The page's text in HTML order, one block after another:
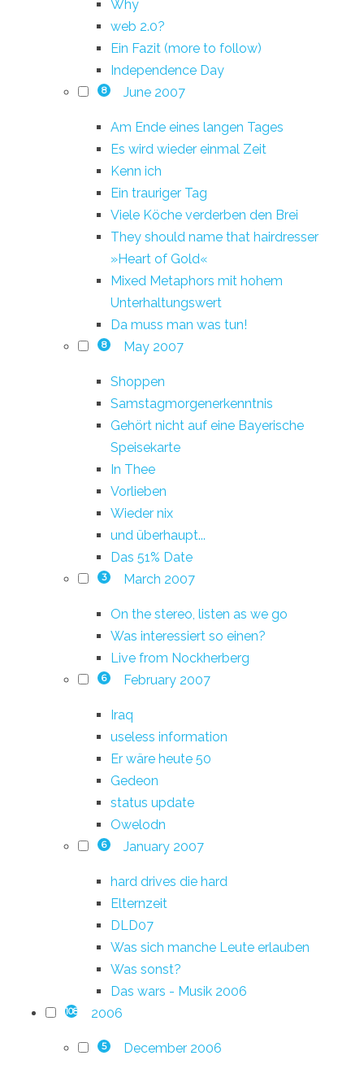
Why
web 2.0?
Ein Fazit (more to follow)
Independence Day
8 June 2007
Am Ende eines langen Tages
Es wird wieder einmal Zeit
Kenn ich
Ein trauriger Tag
Viele Köche verderben den Brei
They should name that hairdresser
»Heart of Gold«
Mixed Metaphors mit hohem
Unterhaltungswert
Da muss man was tun!
8 May 2007
Shoppen
Samstagmorgenerkenntnis
Gehört nicht auf eine Bayerische
Speisekarte
In Thee
Vorlieben
Wieder nix
und überhaupt...
Das 51% Date
3 March 2007
On the stereo, listen as we go
Was interessiert so einen?
Live from Nockherberg
6 February 2007
Iraq
useless information
Er wäre heute 50
Gedeon
status update
Owelodn
6 January 2007
hard drives die hard
Elternzeit
DLD07
Was sich manche Leute erlauben
Was sonst?
Das wars - Musik 2006
108 2006
5 December 2006